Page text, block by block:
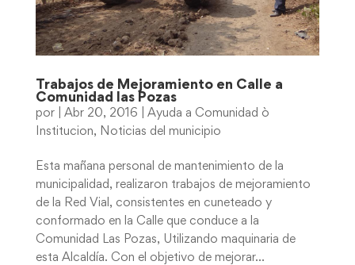
Trabajos de Mejoramiento en Calle a
Comunidad las Pozas
por Abr 20, 2016
Ayuda a Comunidad ò
Institucion, Noticias del municipio
Esta mañana personal de mantenimiento de la
municipalidad, realizaron trabajos de mejoramiento
de la Red Vial, consistentes en cuneteado y
conformado en la Calle que conduce a la
Comunidad Las Pozas, Utilizando maquinaria de
esta Alcaldía. Con el objetivo de mejorar...